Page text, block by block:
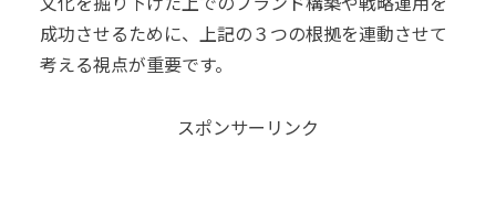
成功させるために、上記の３つの根拠を連動させて
考える視点が重要です。
スポンサーリンク